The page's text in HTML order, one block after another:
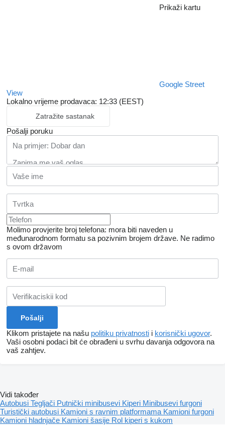
Prikaži kartu
Google Street
View
Lokalno vrijeme prodavaca: 12:33 (EEST)
Zatražite sastanak
Pošalji poruku
Molimo provjerite broj telefona: mora biti naveden u
međunarodnom formatu sa pozivnim brojem države. Ne radimo
s ovom državom
Klikom pristajete na našu politiku privatnosti i korisnički ugovor.
Vaši osobni podaci bit će obrađeni u svrhu davanja odgovora na
vaš zahtjev.
Vidi također
Autobusi Tegljači Putnički minibusevi Kiperi Minibusevi furgoni
Turistički autobusi Kamioni s ravnim platformama Kamioni furgoni
Kamioni hladnjače Kamioni šasije Rol kiperi s kukom